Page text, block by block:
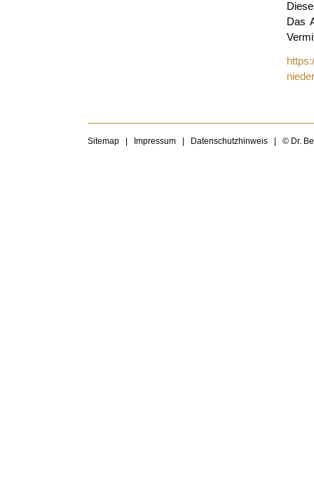
Das
Sitemap Impressum Datenschutzhinweis © Dr.